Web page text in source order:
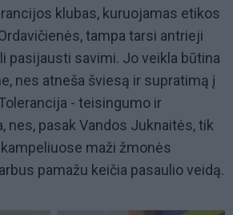
klubas, kuruojamas etikos
tampa tarsi antrieji
pasijausti savimi. Jo veikla būtina
nes atneša šviesą ir supratimą į
- teisingumo ir
nes, pasak Vandos Juknaitės, tik
maži žmonės
pamažu keičia pasaulio veidą.